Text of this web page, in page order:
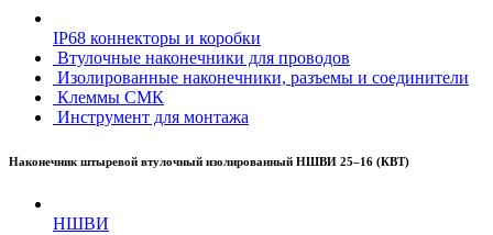
IP68 коннекторы и коробки
Втулочные наконечники для проводов
Изолированные наконечники, разъемы и соединители
Клеммы СМК
Инструмент для монтажа
Наконечник штыревой втулочный изолированный НШВИ 25–16 (КВТ)
НШВИ